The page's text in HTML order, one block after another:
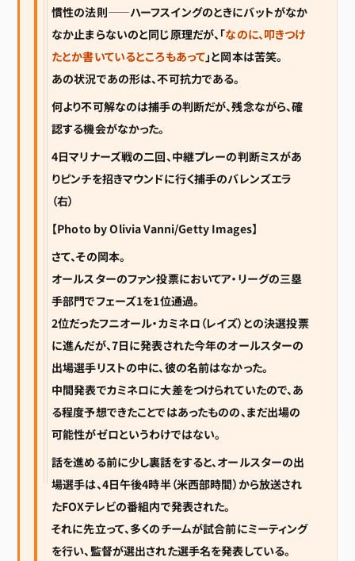
慣性の法則――ハーフスイングのときにバットがなか
なか止まらないのと同じ原理だが、「なのに、叩きつけ
たとか書いているところもあって」と岡本は苦笑。
あの状況であの形は、不可抗力である。
何より不可解なのは捕手の判断だが、残念ながら、確
認する機会がなかった。
4日マリナーズ戦の二回、中継プレーの判断ミスがあ
りピンチを招きマウンドに行く捕手のバレンズエラ
（右）
【Photo by Olivia Vanni/Getty Images】
さて、その岡本。
オールスターのファン投票においてア・リーグの三塁
手部門でフェーズ1を1位通過。
2位だったフニオール・カミネロ（レイズ）との決選投票
に進んだが、7日に発表された今年のオールスターの
出場選手リストの中に、彼の名前はなかった。
中間発表でカミネロに大差をつけられていたので、あ
る程度予想できたことではあったものの、まだ出場の
可能性がゼロというわけではない。
話を進める前に少し裏話をすると、オールスターの出
場選手は、4日午後4時半（米西部時間）から放送され
たFOXテレビの番組内で発表された。
それに先立って、多くのチームが試合前にミーティング
を行い、監督が選出された選手名を発表している。